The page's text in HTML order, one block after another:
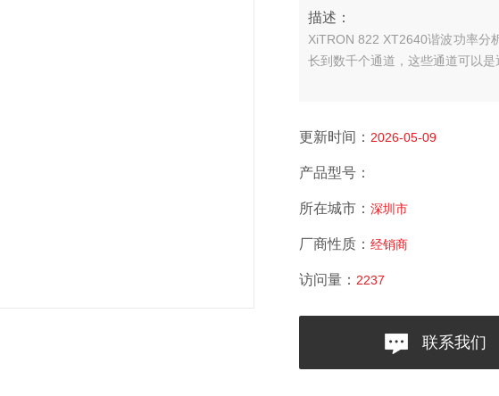
描述：
XiTRON 822 XT2640谐波功率分
长到数千个通道，这些通道可以
更新时间： 2026-05-09
产品型号：
所在城市： 深圳市
厂商性质： 经销商
访问量： 2237
联系我们